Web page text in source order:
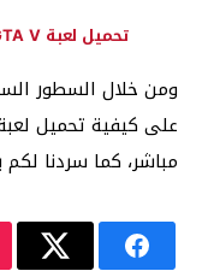
تحميل لعبة GTA V الأصلية للأندرويد apk برابط مباشر
ومن خلال السطور
مباشر، كما سردنا